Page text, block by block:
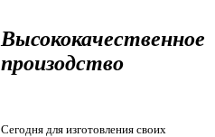
Высококачественное
произодство
Сегодня для изготовления своих